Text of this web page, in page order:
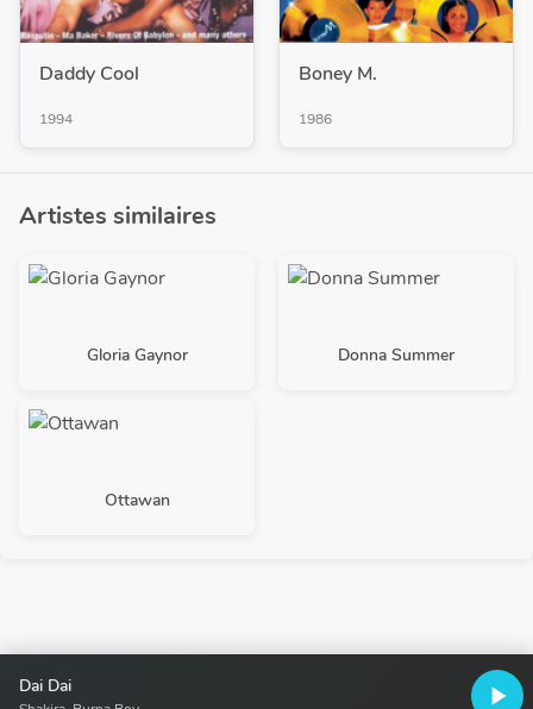
Dai Dai play_arrow
Daddy Cool
1994
Boney M.
1986
Artistes similaires
Gloria Gaynor Donna Summer
Ottawan